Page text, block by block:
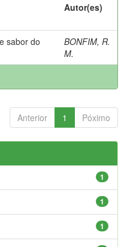
Autor(es)
sabor do
BONFIM, R.
M.
Anterior 1 Póximo
1
1
1